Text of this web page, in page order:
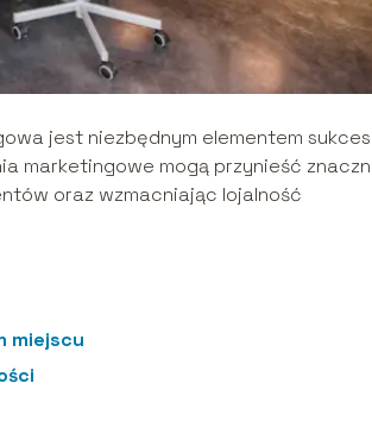
jest niezbędnym elementem
marketingowe mogą przynieść
oraz wzmacniając lojalność
miejscu